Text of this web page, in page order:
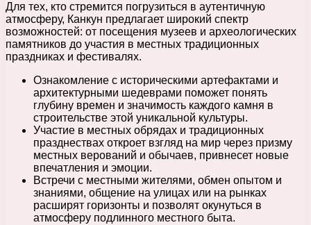
Для тех, кто стремится погрузиться в аутентичную
атмосферу, Канкун предлагает широкий спектр
возможностей: от посещения музеев и археологических
памятников до участия в местных традиционных
праздниках и фестивалях.
Ознакомление с историческими артефактами и
архитектурными шедеврами поможет понять
глубину времен и значимость каждого камня в
строительстве этой уникальной культуры.
Участие в местных обрядах и традиционных
празднествах откроет взгляд на мир через призму
местных верований и обычаев, привнесет новые
впечатления и эмоции.
Встречи с местными жителями, обмен опытом и
знаниями, общение на улицах или на рынках
расширят горизонты и позволят окунуться в
атмосферу подлинного местного быта.